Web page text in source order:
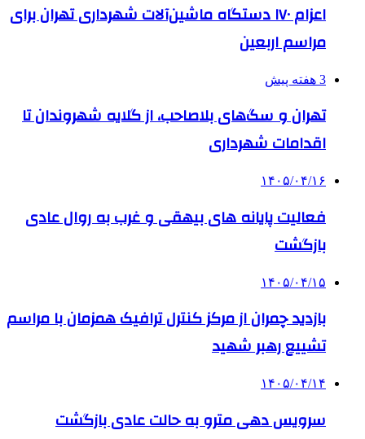
اعزام ۱۷۰ دستگاه ماشین‌آلات شهرداری تهران برای
مراسم اربعین
3 هفته پیش
تهران و سگ‌های بلاصاحب، از گلایه شهروندان تا
اقدامات شهرداری
۱۴۰۵/۰۴/۱۶
فعالیت پایانه های بیهقی و غرب به روال عادی
بازگشت
۱۴۰۵/۰۴/۱۵
بازدید چمران از مرکز کنترل ترافیک همزمان با مراسم
تشییع رهبر شهید
۱۴۰۵/۰۴/۱۴
سرویس دهی مترو به حالت عادی بازگشت